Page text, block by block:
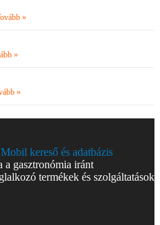
»
»
»
kereső és adatbázis
a gasztronómia iránt
termékek és szolgáltatások